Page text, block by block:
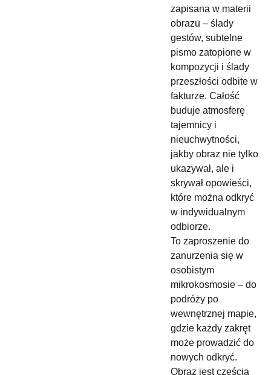
zapisana w materii
obrazu – ślady
gestów, subtelne
pismo zatopione w
kompozycji i ślady
przeszłości odbite w
fakturze. Całość
buduje atmosferę
tajemnicy i
nieuchwytności,
jakby obraz nie tylko
ukazywał, ale i
skrywał opowieści,
które można odkryć
w indywidualnym
odbiorze.
To zaproszenie do
zanurzenia się w
osobistym
mikrokosmosie – do
podróży po
wewnętrznej mapie,
gdzie każdy zakręt
może prowadzić do
nowych odkryć.
Obraz jest częścią